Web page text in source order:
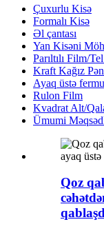
Çuxurlu Kisə
Formalı Kisə
Əl çantası
Yan Kisəni
Parıltılı Film/
Kraft Kağız
Ayaq üstə
Rulon Film
Kvadrat Alt/
Ümumi
Qoz